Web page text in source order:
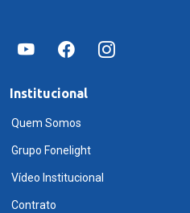
Institucional
Quem Somos
Grupo Fonelight
Vídeo Institucional
Contrato